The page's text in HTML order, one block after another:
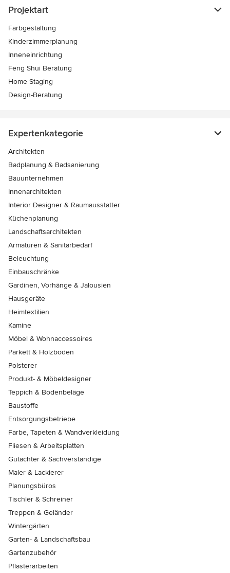
Projektart
Farbgestaltung
Kinderzimmerplanung
Inneneinrichtung
Feng Shui Beratung
Home Staging
Design-Beratung
Expertenkategorie
Architekten
Badplanung & Badsanierung
Bauunternehmen
Innenarchitekten
Interior Designer & Raumausstatter
Küchenplanung
Landschaftsarchitekten
Armaturen & Sanitärbedarf
Beleuchtung
Einbauschränke
Gardinen, Vorhänge & Jalousien
Hausgeräte
Heimtextilien
Kamine
Möbel & Wohnaccessoires
Parkett & Holzböden
Polsterer
Produkt- & Möbeldesigner
Teppich & Bodenbeläge
Baustoffe
Entsorgungsbetriebe
Farbe, Tapeten & Wandverkleidung
Fliesen & Arbeitsplatten
Gutachter & Sachverständige
Maler & Lackierer
Planungsbüros
Tischler & Schreiner
Treppen & Geländer
Wintergärten
Garten- & Landschaftsbau
Gartenzubehör
Pflasterarbeiten